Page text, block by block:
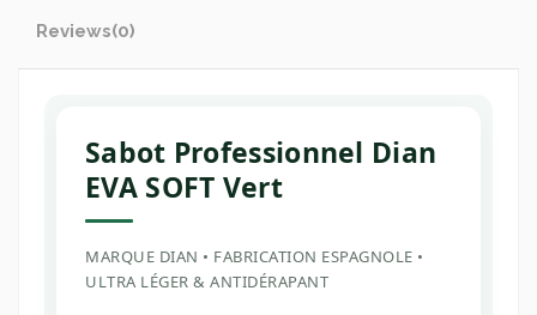
Reviews(0)
Sabot Professionnel Dian
EVA SOFT Vert
MARQUE DIAN • FABRICATION ESPAGNOLE •
ULTRA LÉGER & ANTIDÉRAPANT